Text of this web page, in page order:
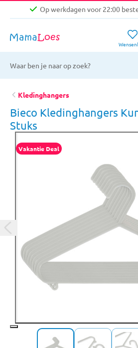
Op werkdagen voor 22:00
Gratis verzending
Op werkdagen voor 22:00
Kledinghangers
Bieco Kledinghangers
Stuks
Vakantie Deal